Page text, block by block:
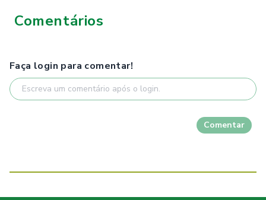
Comentários
Faça login para comentar!
Comentar